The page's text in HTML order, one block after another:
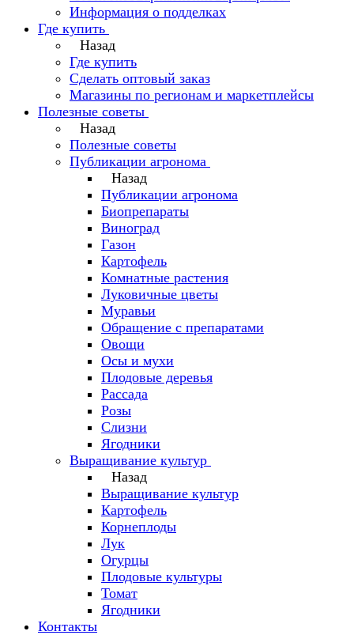
Информация о подделках
Где купить
Назад
Где купить
Сделать оптовый заказ
Магазины по регионам и маркетплейсы
Полезные советы
Назад
Полезные советы
Публикации агронома
Назад
Публикации агронома
Биопрепараты
Виноград
Газон
Картофель
Комнатные растения
Луковичные цветы
Муравьи
Обращение с препаратами
Овощи
Осы и мухи
Плодовые деревья
Рассада
Розы
Слизни
Ягодники
Выращивание культур
Назад
Выращивание культур
Картофель
Корнеплоды
Лук
Огурцы
Плодовые культуры
Томат
Ягодники
Контакты